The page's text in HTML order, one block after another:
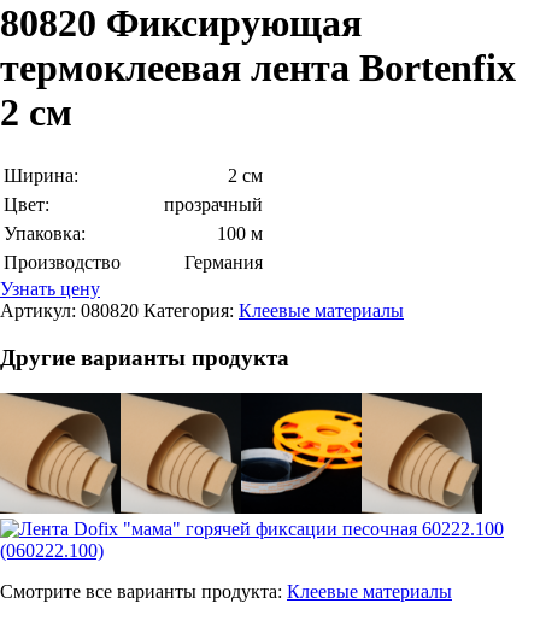
80820 Фиксирующая
термоклеевая лента Bortenfix
2 см
Ширина:
2 см
Цвет:
прозрачный
Упаковка:
100 м
Производство
Германия
Узнать цену
Артикул: 080820 Категория: Клеевые материалы
Другие варианты продукта
Смотрите все варианты продукта: Клеевые материалы